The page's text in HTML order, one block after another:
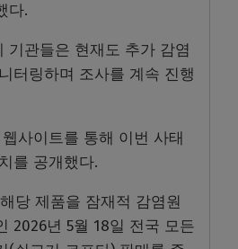
다.
기관들은 현재도 추가 감염
터링하며 조사를 계속 진행
사이트를 통해 이번 사태
를 공개했다.
당 제품을 잠재적 감염원
2026년 5월 18일 전국 모든